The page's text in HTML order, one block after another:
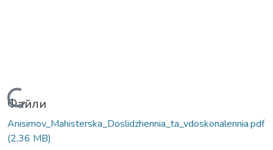
Вантажиться...
Файли
Anisimov_Mahisterska_Doslidzhennia_ta_vdoskonalennia.pdf
(2,36 MB)